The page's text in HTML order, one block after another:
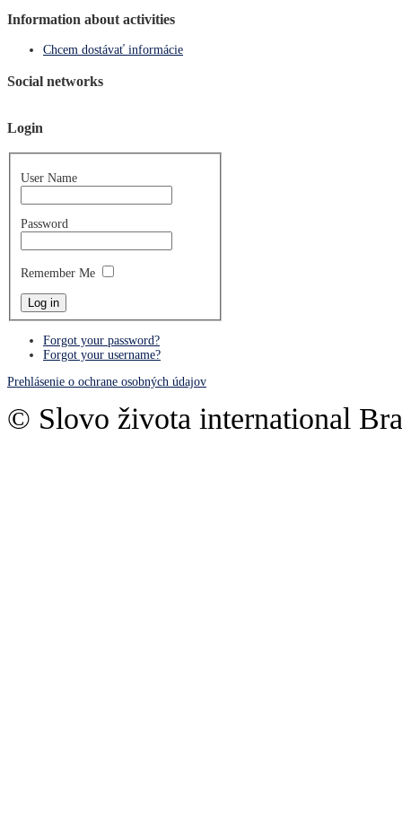
Information about activities
Chcem dostávať informácie
Social networks
Login
User Name
Password
Remember Me
Forgot your password?
Forgot your username?
Prehlásenie o ochrane osobných údajov
© Slovo života international